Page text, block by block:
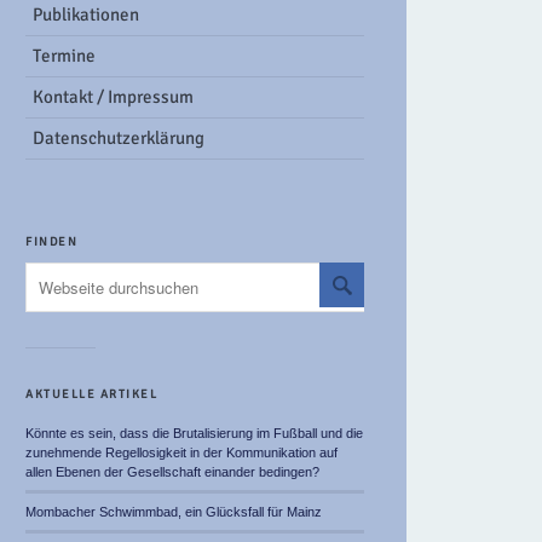
Publikationen
Termine
Kontakt / Impressum
Datenschutzerklärung
FINDEN
AKTUELLE ARTIKEL
Könnte es sein, dass die Brutalisierung im Fußball und die
zunehmende Regellosigkeit in der Kommunikation auf
allen Ebenen der Gesellschaft einander bedingen?
Mombacher Schwimmbad, ein Glücksfall für Mainz